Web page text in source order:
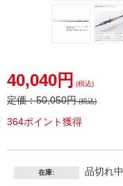
40,040円 (税込)
定価：50,050円(税込)
364ポイント獲得
在庫: 品切れ中